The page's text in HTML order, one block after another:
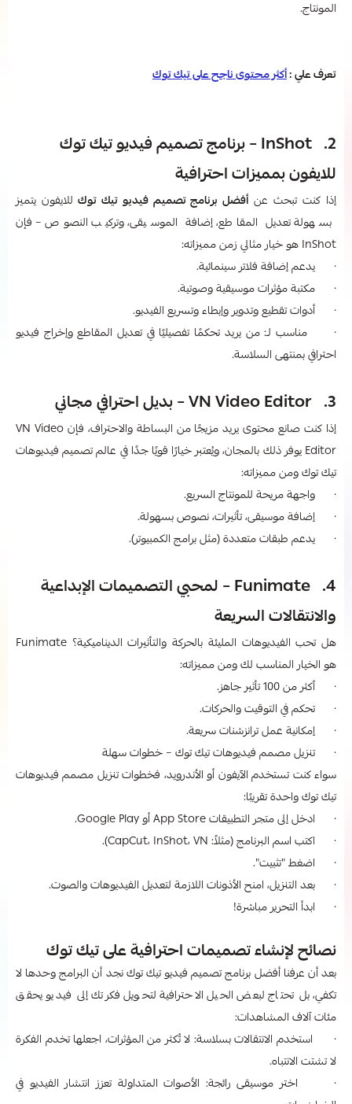
المونتاج.
تعرف علي :أكثر محتوى ناجح على تيك توك
2. InShot – برنامج تصميم فيديو تيك توك
للايفون بمميزات احترافية
إذا كنت تبحث عن أفضل برنامج تصميم فيديو تيك توك للايفون يتميز
بسهولة تعديل المقاطع، إضافة الموسيقى، وتركيب النصوص – فإن
InShot هو خيار مثالي زمن مميزاته:
· يدعم إضافة فلاتر سينمائية.
· مكتبة مؤثرات موسيقية وصوتية.
· أدوات تقطيع وتدوير وإبطاء وتسريع الفيديو.
· مناسب لـ: من يريد تحكمًا تفصيليًا في تعديل المقاطع وإخراج فيديو
احترافي بمنتهى السلاسة.
3. VN Video Editor – بديل احترافي مجاني
إذا كنت صانع محتوى يريد مزيجًا من البساطة والاحتراف، فإن VN Video
Editor يوفر ذلك بالمجان، ويُعتبر خيارًا قويًا جدًا في عالم تصميم فيديوهات
تيك توك ومن مميزاته:
· واجهة مريحة للمونتاج السريع.
· إضافة موسيقى، تأثيرات، نصوص بسهولة.
· يدعم طبقات متعددة (مثل برامج الكمبيوتر).
4. Funimate – لمحبي التصميمات الإبداعية
والانتقالات السريعة
هل تحب الفيديوهات المليئة بالحركة والتأثيرات الديناميكية؟ Funimate
هو الخيار المناسب لك ومن مميزاته:
· أكثر من 100 تأثير جاهز.
· تحكم في التوقيت والحركات.
· إمكانية عمل ترانزشنات سريعة.
· تنزيل مصمم فيديوهات تيك توك – خطوات سهلة
سواء كنت تستخدم الآيفون أو الأندرويد، فخطوات تنزيل مصمم فيديوهات
تيك توك واحدة تقريبًا:
· ادخل إلى متجر التطبيقات App Store أو Google Play.
· اكتب اسم البرنامج (مثلاً: CapCut، InShot، VN).
· اضغط "تثبيت".
· بعد التنزيل، امنح الأذونات اللازمة لتعديل الفيديوهات والصوت.
· ابدأ التحرير مباشرة!
نصائح لإنشاء تصميمات احترافية على تيك توك
بعد أن عرفنا أفضل برنامج تصميم فيديو تيك توك نجد أن البرامج وحدها لا
تكفي، بل تحتاج لبعض الحيل الاحترافية لتحويل فكرتك إلى فيديو يحقق
مئات آلاف المشاهدات:
· استخدم الانتقالات بسلاسة: لا تُكثر من المؤثرات، اجعلها تخدم الفكرة
لا تشتت الانتباه.
· اختر موسيقى رائجة: الأصوات المتداولة تعزز انتشار الفيديو في